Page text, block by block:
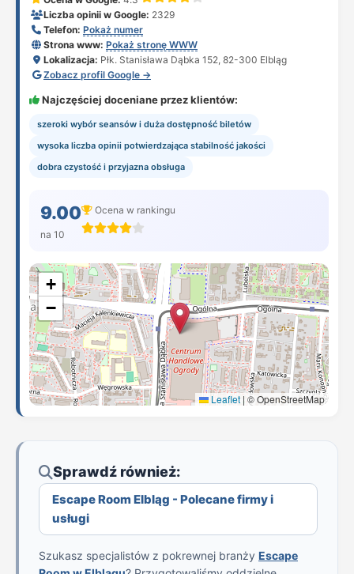
Liczba opinii w Google: 2329
Telefon: Pokaż numer
Strona www: Pokaż stronę WWW
Lokalizacja: Płk. Stanisława Dąbka 152, 82-300 Elbląg
Zobacz profil Google →
Najczęściej doceniane przez klientów:
szeroki wybór seansów i duża dostępność biletów
wysoka liczba opinii potwierdzająca stabilność jakości
dobra czystość i przyjazna obsługa
9.00
na 10
Ocena w rankingu
+
−
Leaflet |© OpenStreetMap
Sprawdź również:
Escape Room Elbląg - Polecane firmy i
usługi
Szukasz specjalistów z pokrewnej branży Escape